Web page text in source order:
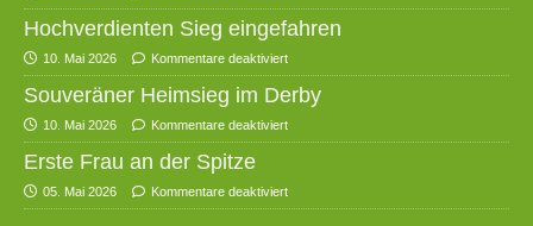
Hochverdienten Sieg eingefahren
10. Mai 2026 Kommentare deaktiviert
Souveräner Heimsieg im Derby
10. Mai 2026 Kommentare deaktiviert
Erste Frau an der Spitze
05. Mai 2026 Kommentare deaktiviert